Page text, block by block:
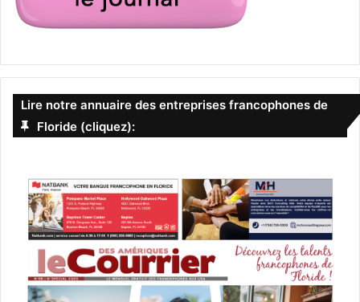
Lire notre annuaire des entreprises francophones de
Floride (cliquez):